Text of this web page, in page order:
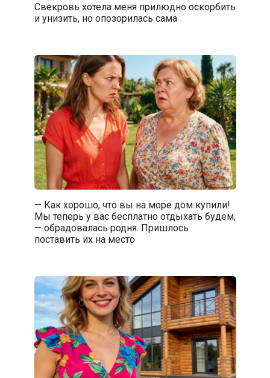
Свекровь хотела меня прилюдно оскорбить
и унизить, но опозорилась сама
— Как хорошо, что вы на море дом купили!
Мы теперь у вас бесплатно отдыхать будем,
— обрадовалась родня. Пришлось
поставить их на место